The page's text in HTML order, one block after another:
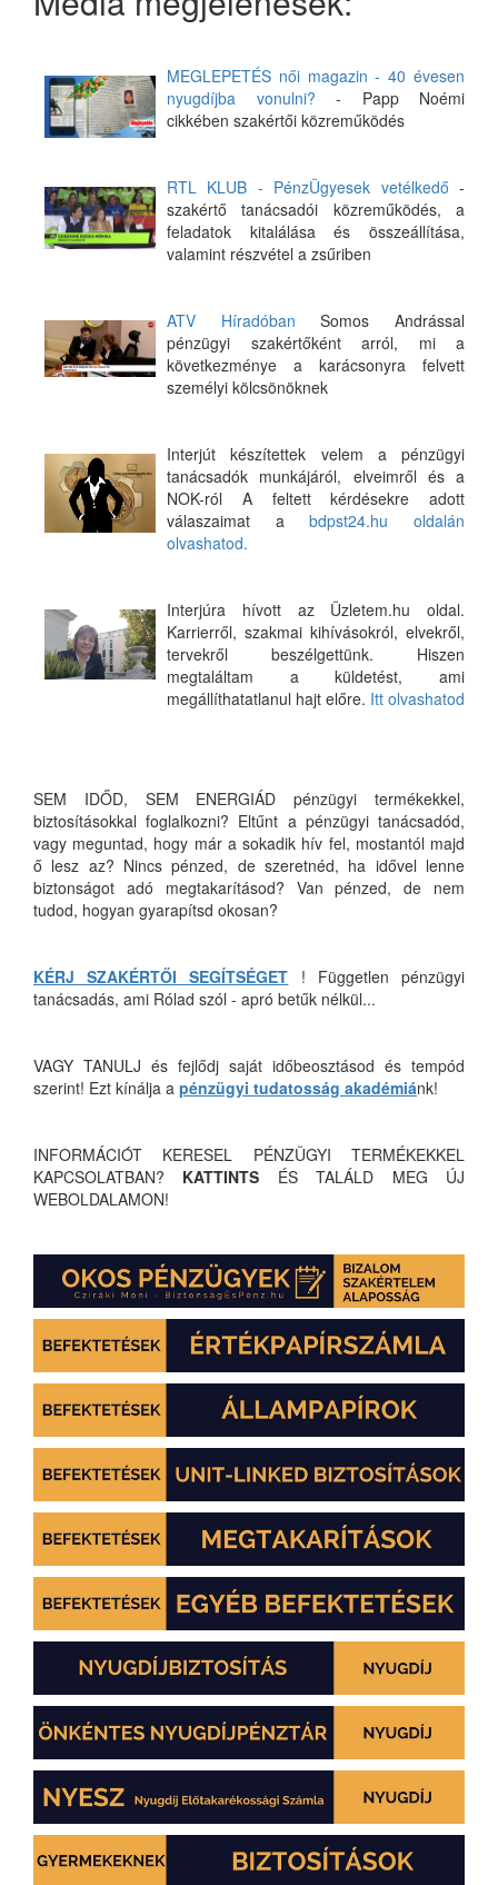
MEGLEPETÉS női magazin - 40 évesen
nyugdíjba vonulni? - Papp Noémi
cikkében szakértői közreműködés
RTL KLUB - PénzÜgyesek vetélkedő -
szakértő tanácsadói közreműködés, a
feladatok kitalálása és összeállítása,
valamint részvétel a zsűriben
ATV Híradóban Somos Andrással
pénzügyi szakértőként arról, mi a
következménye a karácsonyra felvett
személyi kölcsönöknek
Interjút készítettek velem a pénzügyi
tanácsadók munkájáról, elveimről és a
NOK-ról A feltett kérdésekre adott
válaszaimat abdpst24.hu oldalán
olvashatod.
Interjúra hívott az Üzletem.hu oldal.
Karrierről, szakmai kihívásokról, elvekről,
tervekről beszélgettünk. Hiszen
megtaláltam a küldetést, ami
megállíthatatlanul hajt előre. Itt olvashatod
SEM IDŐD, SEM ENERGIÁD pénzügyi termékekkel,
biztosításokkal foglalkozni? Eltűnt a pénzügyi tanácsadód,
vagy meguntad, hogy már a sokadik hív fel, mostantól majd
ő lesz az? Nincs pénzed, de szeretnéd, ha idővel lenne
biztonságot adó megtakarításod? Van pénzed, de nem
tudod, hogyan gyarapítsd okosan?
KÉRJ SZAKÉRTŐI SEGÍTSÉGET ! Független pénzügyi
tanácsadás, ami Rólad szól - apró betűk nélkül...
VAGY TANULJ és fejlődj saját időbeosztásod és tempód
szerint! Ezt kínálja a pénzügyi tudatosság akadémiánk!
INFORMÁCIÓT KERESEL PÉNZÜGYI TERMÉKEKKEL
KAPCSOLATBAN? KATTINTS ÉS TALÁLD MEG ÚJ
WEBOLDALAMON!